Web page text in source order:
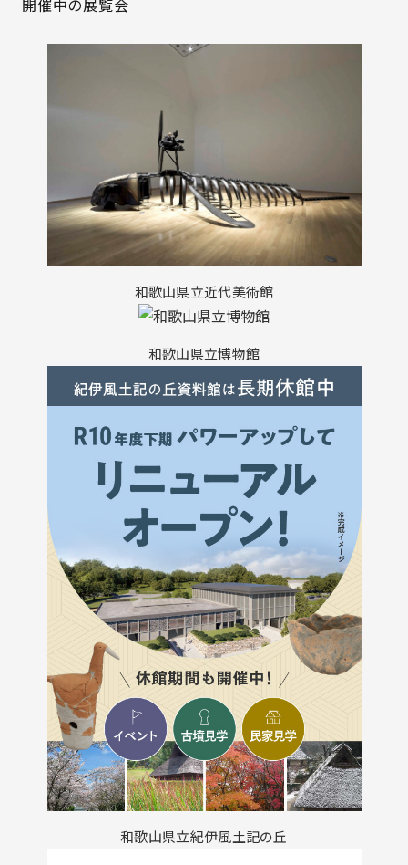
開催中の展覧会
和歌山県立近代美術館
和歌山県立博物館
和歌山県立紀伊風土記の丘